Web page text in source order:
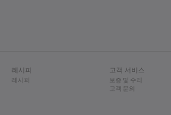
레시피
레시피
고객 서비스
보증 및 수리
고객 문의